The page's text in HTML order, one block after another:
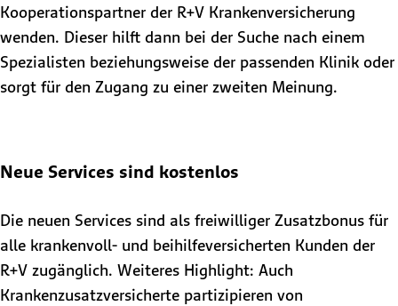
Kooperationspartner der R+V Krankenversicherung
wenden. Dieser hilft dann bei der Suche nach einem
Spezialisten beziehungsweise der passenden Klinik oder
sorgt für den Zugang zu einer zweiten Meinung.
Neue Services sind kostenlos
Die neuen Services sind als freiwilliger Zusatzbonus für
alle krankenvoll- und beihilfeversicherten Kunden der
R+V zugänglich. Weiteres Highlight: Auch
Krankenzusatzversicherte partizipieren von